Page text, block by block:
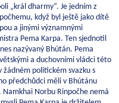
„král dharmy“. Je jedním z
když byl ještě jako dítě
a jinými významnými
Pema Karpa. Ten sjednotil
nazývaný Bhútán. Pema
a duchovními vládci této
žádném politickém svazku s
předchůdci měli v Bhútánu
Norbu Rinpočhe nemá